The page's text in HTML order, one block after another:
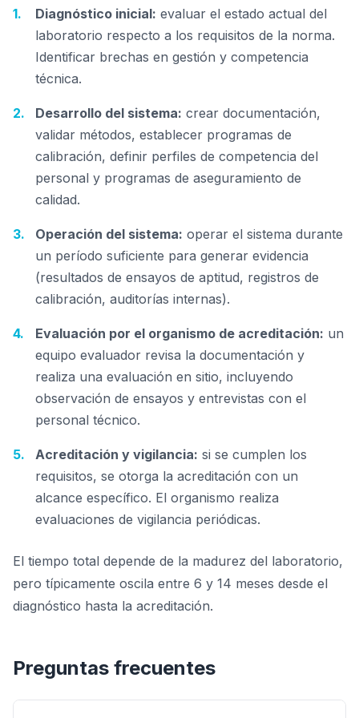
Diagnóstico inicial: evaluar el estado actual del
laboratorio respecto a los requisitos de la norma.
Identificar brechas en gestión y competencia
técnica.
Desarrollo del sistema: crear documentación,
validar métodos, establecer programas de
calibración, definir perfiles de competencia del
personal y programas de aseguramiento de
calidad.
Operación del sistema: operar el sistema durante
un período suficiente para generar evidencia
(resultados de ensayos de aptitud, registros de
calibración, auditorías internas).
Evaluación por el organismo de acreditación: un
equipo evaluador revisa la documentación y
realiza una evaluación en sitio, incluyendo
observación de ensayos y entrevistas con el
personal técnico.
Acreditación y vigilancia: si se cumplen los
requisitos, se otorga la acreditación con un
alcance específico. El organismo realiza
evaluaciones de vigilancia periódicas.
El tiempo total depende de la madurez del laboratorio,
pero típicamente oscila entre 6 y 14 meses desde el
diagnóstico hasta la acreditación.
Preguntas frecuentes